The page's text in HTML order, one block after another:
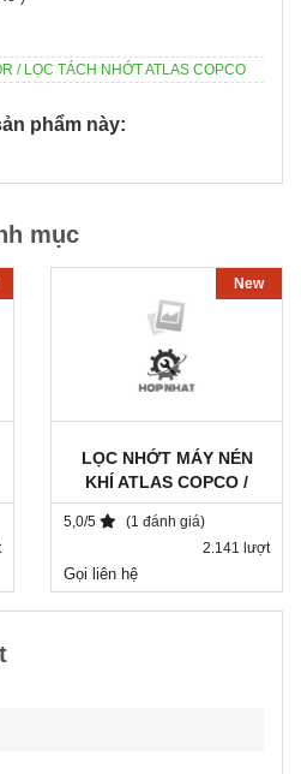
/ LỌC TÁCH NHỚT ATLAS COPCO
phẩm này:
mục
New
LỌC NHỚT MÁY NÉN
KHÍ ATLAS COPCO /
2901062301
5,0/5
(1 đánh giá)
2.141 lượt
Gọi liên hệ